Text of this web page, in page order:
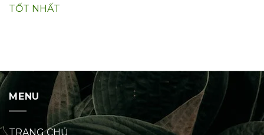
TỐT NHẤT
MENU
TRANG CHỦ